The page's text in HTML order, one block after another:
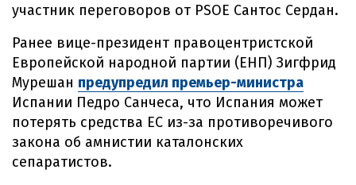
участник переговоров от PSOE Сантос Сердан.
Ранее вице-президент правоцентристской
Европейской народной партии (ЕНП) Зигфрид
Мурешан предупредил премьер-министра
Испании Педро Санчеса, что Испания может
потерять средства ЕС из-за противоречивого
закона об амнистии каталонских
сепаратистов.